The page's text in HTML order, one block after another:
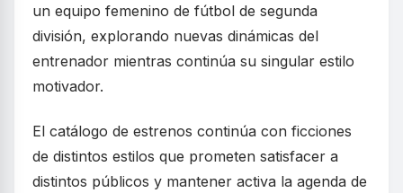
un equipo femenino de fútbol de segunda
división, explorando nuevas dinámicas del
entrenador mientras continúa su singular estilo
motivador.
El catálogo de estrenos continúa con ficciones
de distintos estilos que prometen satisfacer a
distintos públicos y mantener activa la agenda de